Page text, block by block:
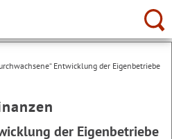
Entwicklung der Eigenbetriebe
der Eigenbetriebe